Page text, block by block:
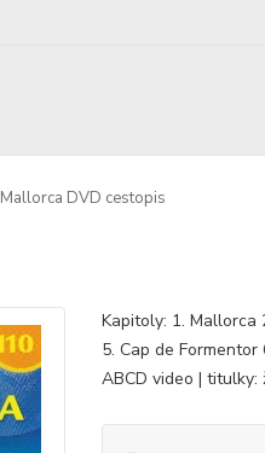
Mallorca DVD cestopis
Kapitoly: 1. Mallorca
5. Cap de
ABCD video | titulky: